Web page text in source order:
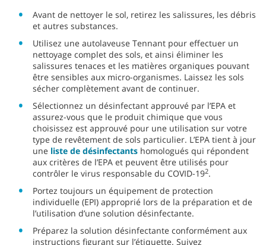
Avant de nettoyer le sol, retirez les salissures, les débris
et autres substances.
Utilisez une autolaveuse Tennant pour effectuer un
nettoyage complet des sols, et ainsi éliminer les
salissures tenaces et les matières organiques pouvant
être sensibles aux micro-organismes. Laissez les sols
sécher complètement avant de continuer.
Sélectionnez un désinfectant approuvé par l’EPA et
assurez-vous que le produit chimique que vous
choisissez est approuvé pour une utilisation sur votre
type de revêtement de sols particulier. L’EPA tient à jour
une liste de désinfectants homologués qui répondent
aux critères de l’EPA et peuvent être utilisés pour
contrôler le virus responsable du COVID-192.
Portez toujours un équipement de protection
individuelle (EPI) approprié lors de la préparation et de
l’utilisation d’une solution désinfectante.
Préparez la solution désinfectante conformément aux
instructions figurant sur l’étiquette. Suivez